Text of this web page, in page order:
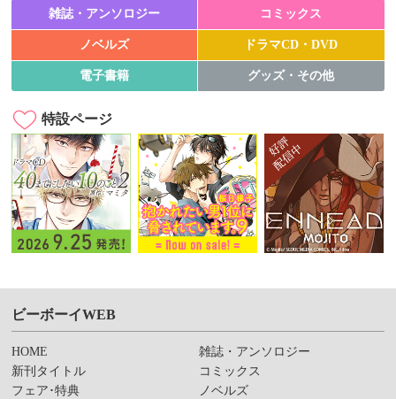
雑誌・アンソロジー コミックス
ノベルズ ドラマCD・DVD
電子書籍 グッズ・その他
特設ページ
ビーボーイWEB
HOME
新刊タイトル
フェア･特典
雑誌・アンソロジー
コミックス
ノベルズ